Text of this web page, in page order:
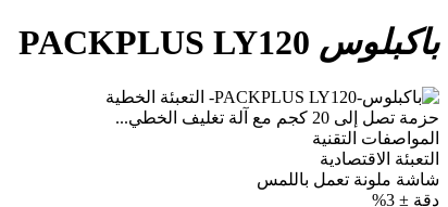
باكبلوس
حزمة تصل إلى 20 كجم مع آلة تغليف الخطي...
المواصفات التقنية
التعبئة الاقتصادية
شاشة ملونة تعمل باللمس
دقة ±
3%